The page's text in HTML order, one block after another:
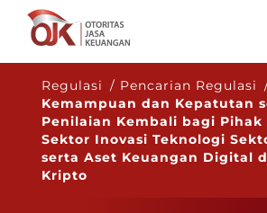
Tentang OJK
Fungsi Utama
Publikasi
Regulasi
Regulasi / Pencarian Regulasi
Kemampuan dan Kepatutan
Penilaian Kembali bagi Pihak
Sektor Inovasi Teknologi
serta Aset Keuangan Digital
Kripto